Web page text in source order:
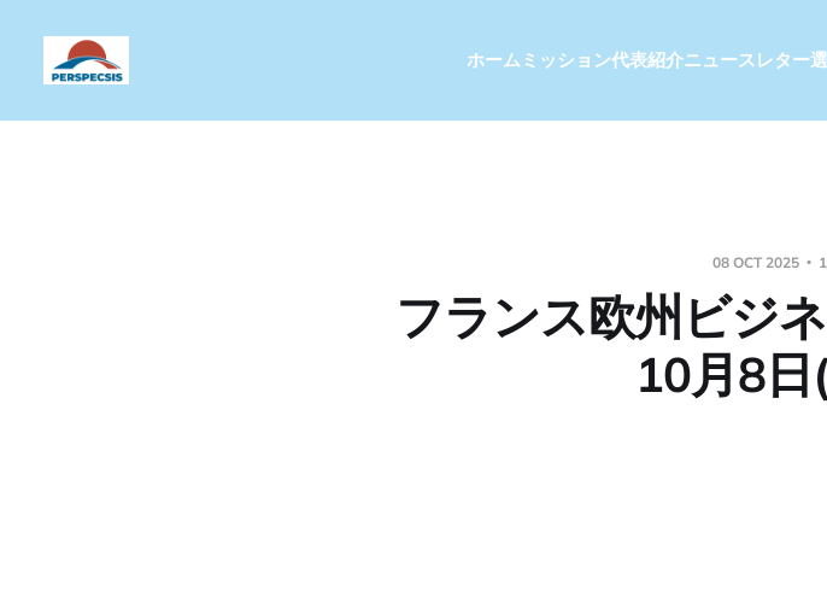
ホームミッション代表紹介ニュースレター
08 OCT 2025
フランス欧州ビジ
10月8日